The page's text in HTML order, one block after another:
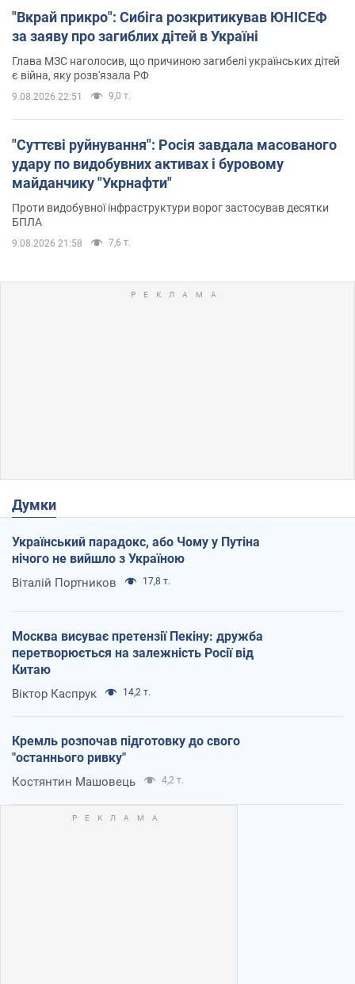
"Вкрай прикро": Сибіга розкритикував ЮНІСЕФ
за заяву про загиблих дітей в Україні
Глава МЗС наголосив, що причиною загибелі українських дітей
є війна, яку розв'язала РФ
9.08.2026 22:51 9,0 т.
"Суттєві руйнування": Росія завдала масованого
удару по видобувних активах і буровому
майданчику "Укрнафти"
Проти видобувної інфраструктури ворог застосував десятки
БПЛА
9.08.2026 21:58 7,6 т.
Думки
Український парадокс, або Чому у Путіна
нічого не вийшло з Україною
Віталій Портников 17,8 т.
Москва висуває претензії Пекіну: дружба
перетворюється на залежність Росії від
Китаю
Віктор Каспрук 14,2 т.
Кремль розпочав підготовку до свого
"останнього ривку"
Костянтин Машовець 4,2 т.